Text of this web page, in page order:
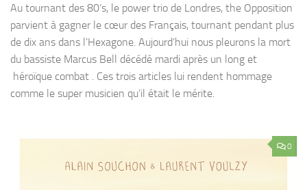
Au tournant des 80’s, le power trio de Londres, the Opposition
parvient à gagner le cœur des Français, tournant pendant plus
de dix ans dans l’Hexagone. Aujourd’hui nous pleurons la mort
du bassiste Marcus Bell décédé mardi après un long et
héroïque combat . Ces trois articles lui rendent hommage
comme le super musicien qu’il était le mérite.
0